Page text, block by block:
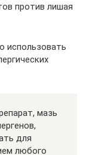
против лишая
использовать
мазь
для
любого